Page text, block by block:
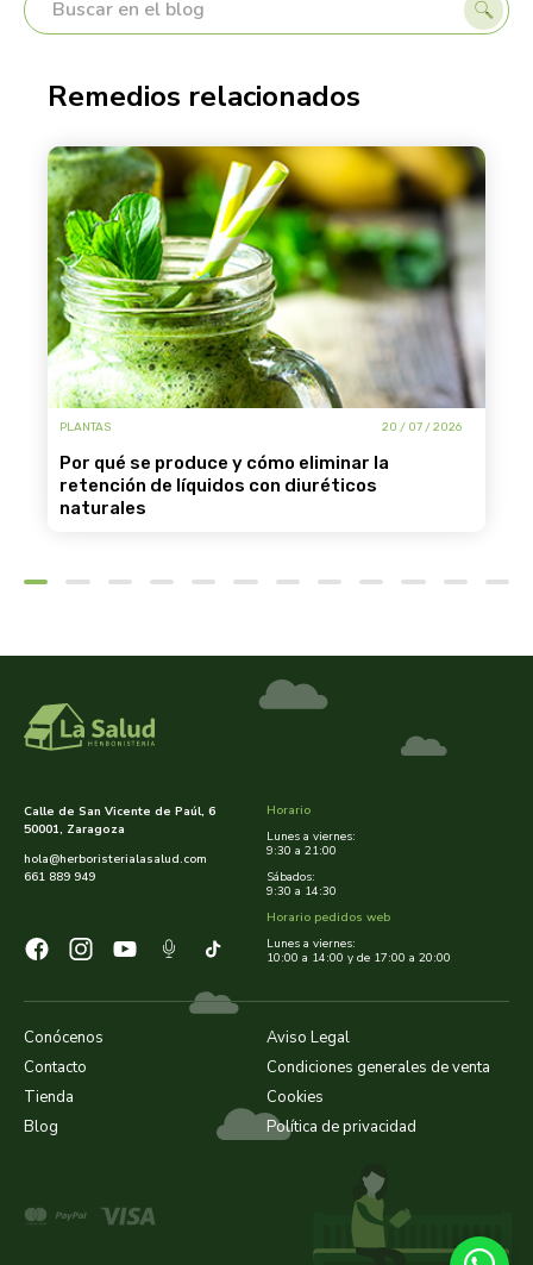
Remedios relacionados
PLANTAS 20 / 07 / 2026
por qué se produce y cómo eliminar la
retención de líquidos con diuréticos
naturales
Calle de San Vicente de Paúl, 6
50001, Zaragoza
hola@herboristerialasalud.com
661 889 949
Conócenos
Contacto
Tienda
Blog
Aviso Legal
Condiciones generales de venta
Cookies
Política de privacidad
Horario
Lunes a viernes:
9:30 a 21:00
Sábados:
9:30 a 14:30
Horario pedidos web
Lunes a viernes:
10:00 a 14:00 y de 17:00 a 20:00